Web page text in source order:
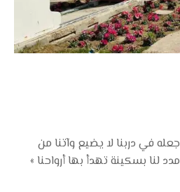
في دربنا لا يضيع وآتنا من
لنا بسكينة تهدأ بها أرواحنا »